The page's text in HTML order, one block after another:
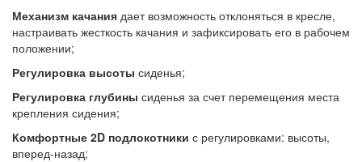
Механизм качания дает возможность отклоняться в кресле,
настраивать жесткость качания и зафиксировать его в рабочем
положении;
Регулировка высоты сиденья;
Регулировка глубины сиденья за счет перемещения места
крепления сидения;
Комфортные 2D подлокотники с регулировками: высоты,
вперед-назад;